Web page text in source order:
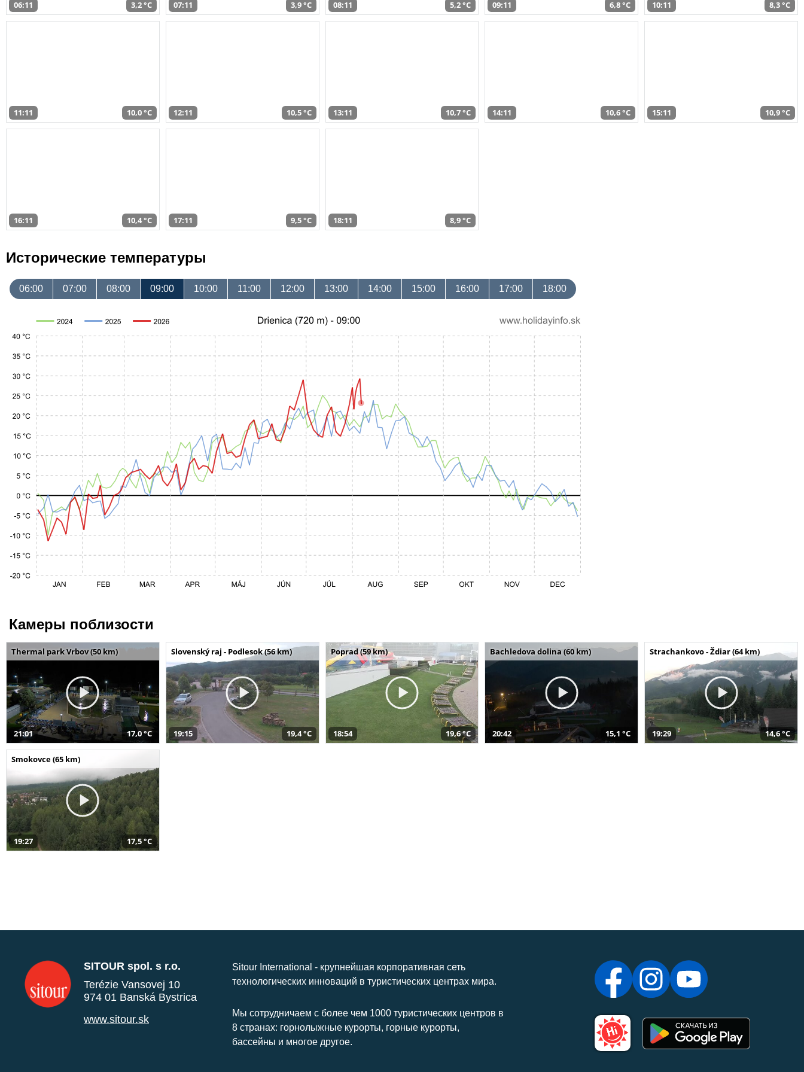
06:11 3,2 °C 07:11 3,9 °C 08:11 5,2 °C 09:11 6,8 °C 10:11 8,3 °C
11:11 10,0 °C 12:11 10,5 °C 13:11 10,7 °C 14:11 10,6 °C 15:11 10,9 °C
16:11 10,4 °C 17:11 9,5 °C 18:11 8,9 °C
Исторические температуры
06:00 07:00 08:00 09:00 10:00 11:00 12:00 13:00 14:00 15:00 16:00 17:00 18:00
Камеры поблизости
Thermal park Vrbov (50 km)
21:01 17,0 °C
Slovenský raj - Podlesok (56 km)
19:15 19,4 °C
Poprad (59 km)
18:54 19,6 °C
Bachledova dolina (60 km)
20:42 15,1 °C
Strachankovo - Ždiar (64 km)
19:29 14,6 °C
Smokovce (65 km)
19:27 17,5 °C
SITOUR spol. s r.o.
Terézie Vansovej 10
974 01 Banská Bystrica
www.sitour.sk
Sitour International - крупнейшая корпоративная сеть
технологических инноваций в туристических центрах мира.
Мы сотрудничаем с более чем 1000 туристических центров в
8 странах: горнолыжные курорты, горные курорты,
бассейны и многое другое.